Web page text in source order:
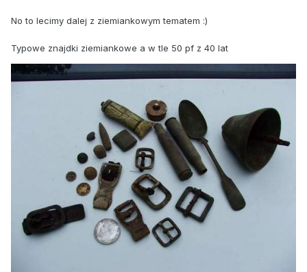
No to lecimy dalej z ziemiankowym tematem :)
Typowe znajdki ziemiankowe a w tle 50 pf z 40 lat